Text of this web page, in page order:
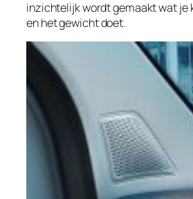
inzichtelijk wordt gemaakt wat je
en het gewicht doet.